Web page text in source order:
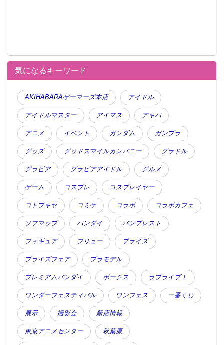
気になるキーワード
AKIHABARAゲーマーズ本店 アイドル
アイドルマスター アイマス アキバ
アニメ イベント ガンダム ガンプラ
グッズ グッドスマイルカンパニー グラドル
グラビア グラビアアイドル グルメ
ゲーム コスプレ コスプレイヤー
コトブキヤ コミケ コラボ コラボカフェ
ソフマップ バンダイ バンプレスト
フィギュア フリュー プライズ
プライズフェア プラモデル
プレミアムバンダイ ボークス ラブライブ！
ワンダーフェスティバル ワンフェス 一番くじ
展示 撮影会 新店情報
東京アニメセンター 秋葉原